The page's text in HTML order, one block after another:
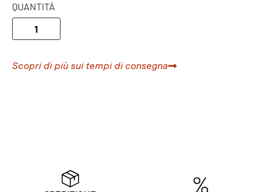
QUANTITÀ
Scopri di più sui tempi di consegna